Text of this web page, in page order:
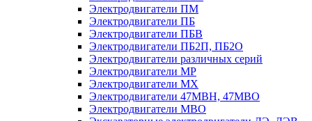
Электродвигатели ПМ
Электродвигатели ПБ
Электродвигатели ПБВ
Электродвигатели ПБ2П, ПБ2О
Электродвигатели различных серий
Электродвигатели МР
Электродвигатели MX
Электродвигатели 47MBH, 47МВО
Электродвигатели MBO